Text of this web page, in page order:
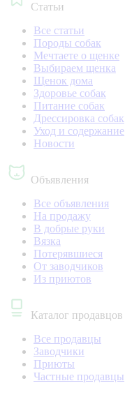
Статьи
Все статьи
Породы собак
Мечтаете о щенке
Выбираем щенка
Щенок дома
Здоровье собак
Питание собак
Дрессировка собак
Уход и содержание
Новости
Объявления
Все объявления
На продажу
В добрые руки
Вязка
Потерявшиеся
От заводчиков
Из приютов
Каталог продавцов
Все продавцы
Заводчики
Приюты
Частные продавцы